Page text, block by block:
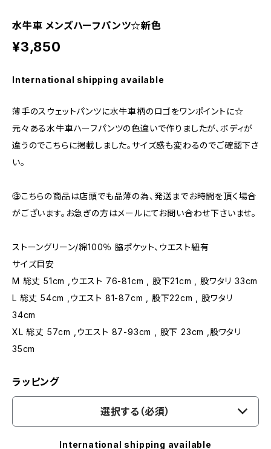
水牛車 メンズハーフパンツ☆新色
¥3,850
International shipping available
薄手のスウェットパンツに水牛車柄のロゴをワンポイントに☆
元々ある水牛車ハーフパンツの色違いで作りましたが、ボディが
違うのでこちらに掲載しました。サイズ感も変わるのでご確認下さ
い。
㊟こちらの商品は店頭でも品薄の為、発送までお時間を頂く場合
がございます。お急ぎの方はメールにてお問い合わせ下さいませ。
ストーングリーン/綿100％ 脇ポケット、ウエスト紐有
サイズ目安
M 総丈 51cm ,ウエスト 76-81cm , 股下21cm , 股ワタリ 33cm
L 総丈 54cm ,ウエスト 81-87cm , 股下22cm , 股ワタリ
34cm
XL 総丈 57cm ,ウエスト 87-93cm , 股下 23cm ,股ワタリ
35cm
ラッピング
選択する（必須）
International shipping available